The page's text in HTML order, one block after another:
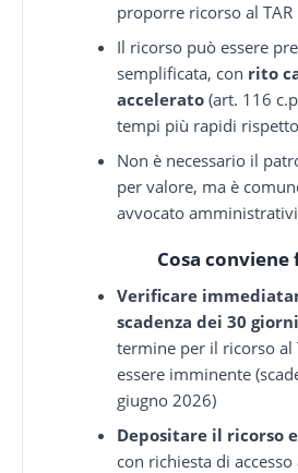
proporre ricorso al TAR
Il ricorso può essere
semplificata, con rito
accelerato (art. 116
tempi più rapidi
Non è necessario il
per valore, ma è
avvocato
Cosa conviene
Verificare
scadenza dei 30 giorni
termine per il ricorso al
essere imminente
giugno 2026)
Depositare il ricorso
con richiesta di